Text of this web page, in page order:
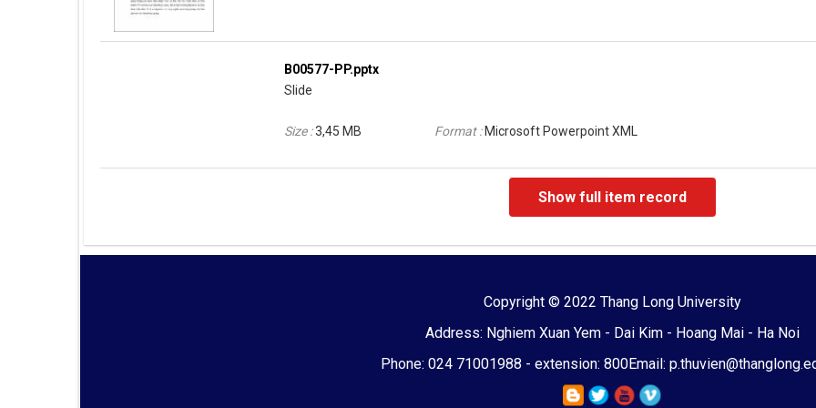
B00577-PP.pptx
Slide
Size :3,45 MB Format : Microsoft Powerpoint XML
Show full item record
Copyright © 2022 Thang Long University
Address: Nghiem Xuan Yem - Dai Kim - Hoang Mai - Ha Noi
Phone: 024 71001988 - extension: 800Email: